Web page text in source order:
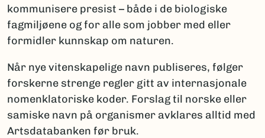
kommunisere presist – både i de biologiske
fagmiljøene og for alle som jobber med eller
formidler kunnskap om naturen.
Når nye vitenskapelige navn publiseres, følger
forskerne strenge regler gitt av internasjonale
nomenklatoriske koder. Forslag til norske eller
samiske navn på organismer avklares alltid med
Artsdatabanken før bruk.